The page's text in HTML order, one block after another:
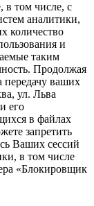
в том числе, с
аналитики,
количество
и
таким
Продолжая
передачу ваших
ул. Льва
его
в файлах
запретить
Ваших сессий
в том числе
«Блокировщик